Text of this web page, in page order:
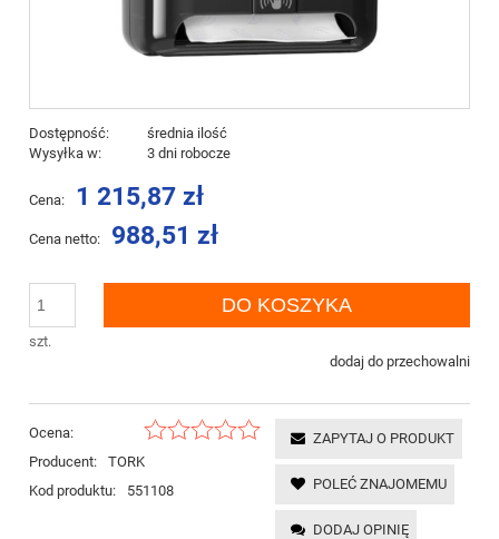
Dostępność:
średnia ilość
Wysyłka w:
3 dni robocze
Cena: 1 215,87 zł
Cena netto: 988,51 zł
szt.
DO KOSZYKA
dodaj do przechowalni
Ocena:
Producent:
TORK
Kod produktu:
551108
ZAPYTAJ O PRODUKT
POLEĆ ZNAJOMEMU
DODAJ OPINIĘ